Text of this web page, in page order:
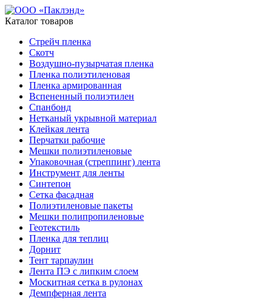
Каталог товаров
Стрейч пленка
Скотч
Воздушно-пузырчатая пленка
Пленка полиэтиленовая
Пленка армированная
Вспененный полиэтилен
Спанбонд
Нетканый укрывной материал
Клейкая лента
Перчатки рабочие
Мешки полиэтиленовые
Упаковочная (стреппинг) лента
Инструмент для ленты
Синтепон
Сетка фасадная
Полиэтиленовые пакеты
Мешки полипропиленовые
Геотекстиль
Пленка для теплиц
Дорнит
Тент тарпаулин
Лента ПЭ с липким слоем
Москитная сетка в рулонах
Демпферная лента